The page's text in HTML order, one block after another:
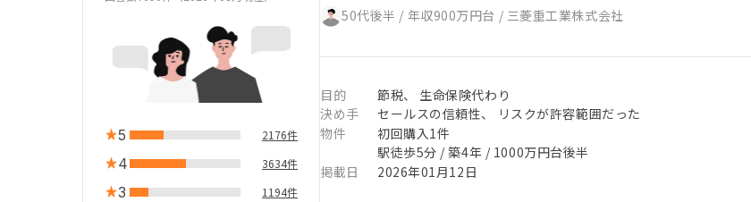
5 2176件
4 3634件
3 1194件
50代後半 / 年収900万円台 / 三菱重工業株式会社
目的
節税、 生命保険代わり
決め手
セールスの信頼性、 リスクが許容範囲だった
物件
初回購入1件
駅徒歩5分 / 築4年 / 1000万円台後半
掲載日
2026年01月12日